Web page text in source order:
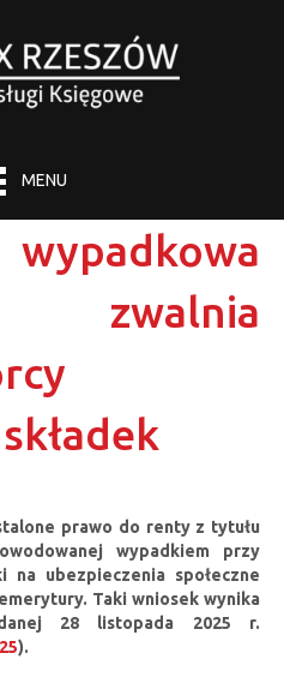
MENU
prawo do renty z tytułu
wypadkiem przy
na ubezpieczenia społeczne
Taki wniosek wynika
28 listopada 2025 r.
).